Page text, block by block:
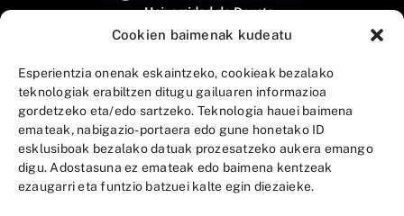
Cookien baimenak kudeatu
Esperientzia onenak eskaintzeko, cookieak bezalako
teknologiak erabiltzen ditugu gailuaren informazioa
gordetzeko eta/edo sartzeko. Teknologia hauei baimena
emateak, nabigazio-portaera edo gune honetako ID
esklusiboak bezalako datuak prozesatzeko aukera emango
digu. Adostasuna ez emateak edo baimena kentzeak
ezaugarri eta funtzio batzuei kalte egin diezaieke.